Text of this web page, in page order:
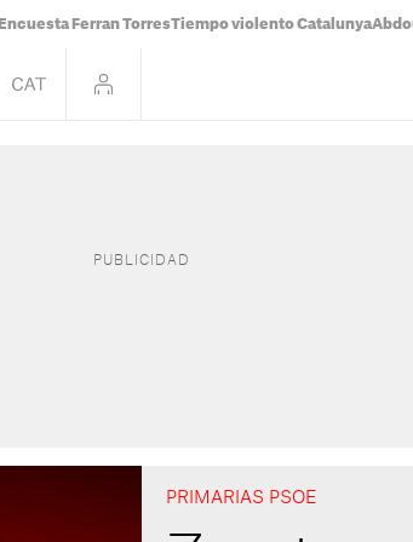
Encuesta Ferran TorresTiempo violento Catalunya
PRIMARIAS PSOE